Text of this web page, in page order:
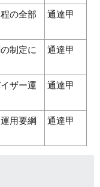
の全部
通達甲
制定に
通達甲
ザー運
通達甲
用要綱
通達甲